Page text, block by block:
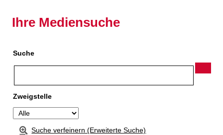
Ihre Mediensuche
Suche
Zweigstelle
Suche verfeinern (Erweiterte Suche)